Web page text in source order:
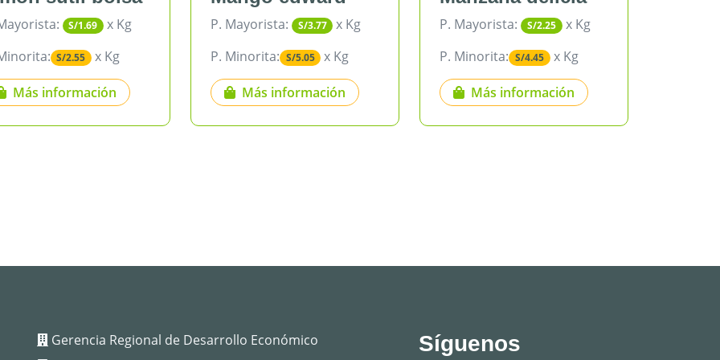
P. Mayorista:
x Kg
P. Minorita:
Más información
P. Mayorista:
x Kg
P. Minorita:
Más información
P. Mayorista:
P. Minorita:
Más información
Gerencia Regional de Desarrollo Económico
Síguenos